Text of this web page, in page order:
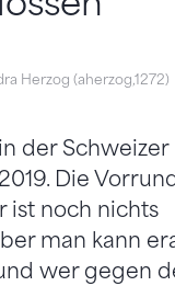
Herzog (aherzog,1272)
der
Die
ist noch nichts
man kann
wer gegen